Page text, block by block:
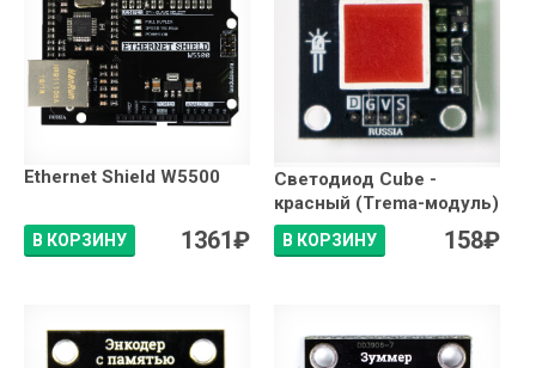
Ethernet Shield W5500
В КОРЗИНУ 1361₽
Светодиод Сube -
красный (Trema-модуль)
В КОРЗИНУ 158₽